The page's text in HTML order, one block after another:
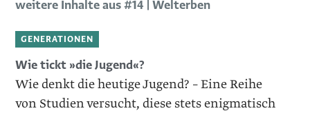
weitere Inhalte aus #14 | Welterben
GENERATIONEN
Wie tickt »die Jugend«?
Wie denkt die heutige Jugend? – Eine Reihe
von Studien versucht, diese stets enigmatisch